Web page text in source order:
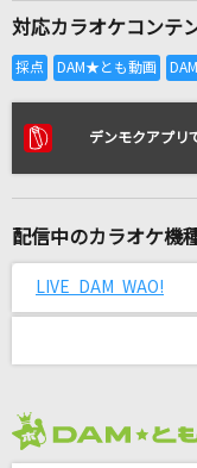
リアルタ
INTERNET
[生音]雨
対応カラオケコンテ
デンモクアプリ
配信中のカラオケ機
LIVE DAM WAO!